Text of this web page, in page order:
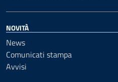
NOVITÀ
News
Comunicati stampa
Avvisi